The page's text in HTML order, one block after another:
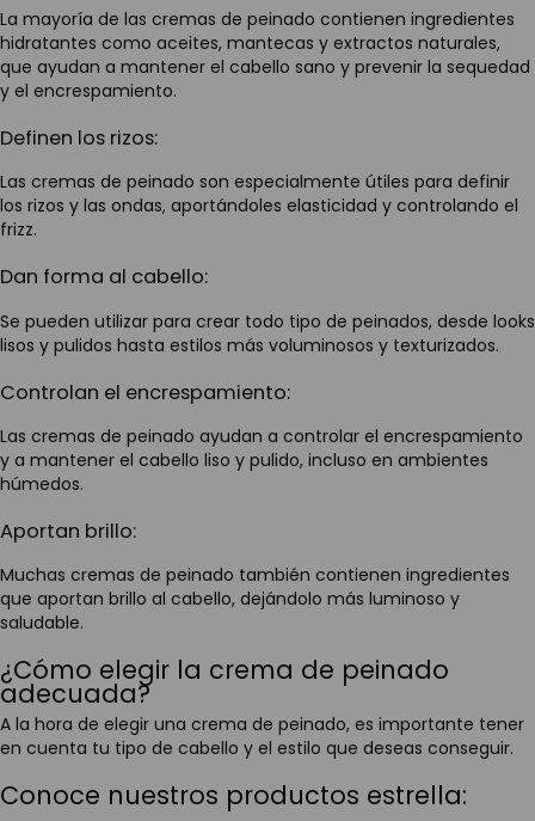
La mayoría de las cremas de peinado contienen ingredientes
hidratantes como aceites, mantecas y extractos naturales,
que ayudan a mantener el cabello sano y prevenir la sequedad
y el encrespamiento.
Definen los rizos:
Las cremas de peinado son especialmente útiles para definir
los rizos y las ondas, aportándoles elasticidad y controlando el
frizz.
Dan forma al cabello:
Se pueden utilizar para crear todo tipo de peinados, desde looks
lisos y pulidos hasta estilos más voluminosos y texturizados.
Controlan el encrespamiento:
Las cremas de peinado ayudan a controlar el encrespamiento
y a mantener el cabello liso y pulido, incluso en ambientes
húmedos.
Aportan brillo:
Muchas cremas de peinado también contienen ingredientes
que aportan brillo al cabello, dejándolo más luminoso y
saludable.
¿Cómo elegir la crema de peinado
adecuada?
A la hora de elegir una crema de peinado, es importante tener
en cuenta tu tipo de cabello y el estilo que deseas conseguir.
Conoce nuestros productos estrella: